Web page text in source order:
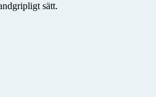
sätt.